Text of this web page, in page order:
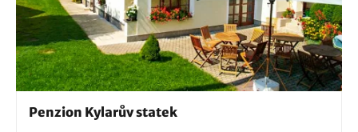
Penzion Kylarův statek